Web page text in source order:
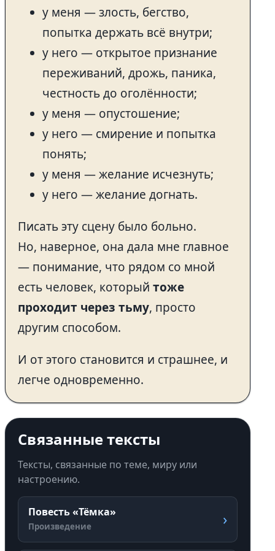
у меня — злость, бегство,
попытка держать всё внутри;
у него — открытое признание
переживаний, дрожь, паника,
честность до оголённости;
у меня — опустошение;
у него — смирение и попытка
понять;
у меня — желание исчезнуть;
у него — желание догнать.
Писать эту сцену было больно.
Но, наверное, она дала мне главное
— понимание, что рядом со мной
есть человек, который тоже
проходит через тьму, просто
другим способом.
И от этого становится и страшнее, и
легче одновременно.
Связанные тексты
Тексты, связанные по теме, миру или
настроению.
Повесть «Тёмка»
Произведение ›